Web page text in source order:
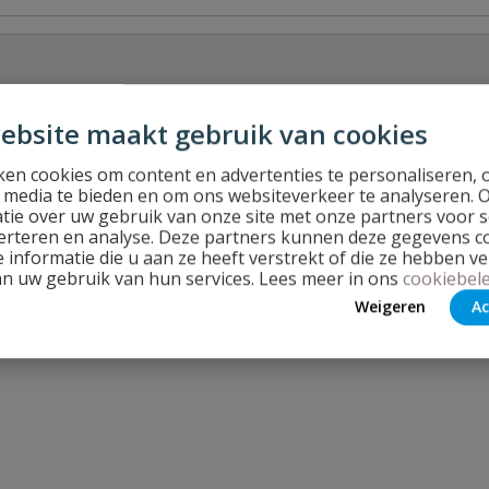
maakt gebruik van cookies
cookies om content en advertenties te personaliseren,
te bieden en om ons websiteverkeer te analyseren.
over uw gebruik van onze site met onze partners voor
en analyse. Deze partners kunnen deze gegevens
informatie die u aan ze heeft verstrekt of die ze hebben
uw gebruik van hun services. Lees meer in ons
Weigeren
Stel jouw